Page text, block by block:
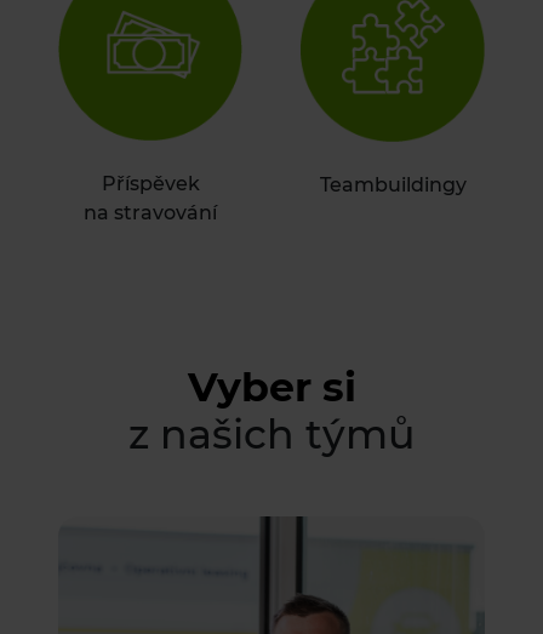
Příspěvek
na stravování
Teambuildingy
Vyber si
z našich týmů